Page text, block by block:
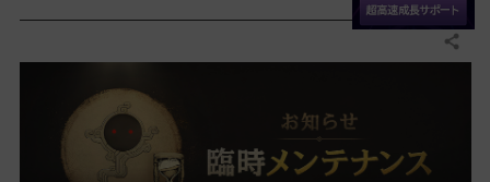
共有する